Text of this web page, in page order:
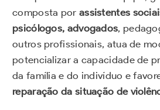
composta por assistentes
psicólogos, advogados,
outros profissionais, atua de
potencializar a capacidade de
da família e do indivíduo e
reparação da situação de